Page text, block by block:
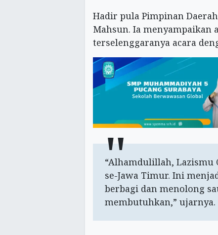
Hadir pula Pimpinan
Mahsun. Ia menyampaikan
terselenggaranya acara
“Alhamdulillah,
se-Jawa Timur. Ini
berbagi dan menolong
membutuhkan,” ujarnya.